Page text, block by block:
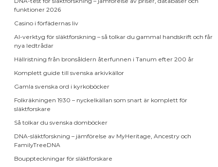
funktioner 2026
Casino i förfädernas liv
AI-verktyg för släktforskning – så tolkar du gammal handskrift och får
nya ledtrådar
Hällristning från bronsåldern återfunnen i Tanum efter 200 år
Komplett guide till svenska arkivkällor
Gamla svenska ord i kyrkoböcker
Folkräkningen 1930 – nyckelkällan som snart är komplett för
släktforskare
Så tolkar du svenska domböcker
DNA-släktforskning – jämförelse av MyHeritage, Ancestry och
FamilyTreeDNA
Bouppteckningar för släktforskare